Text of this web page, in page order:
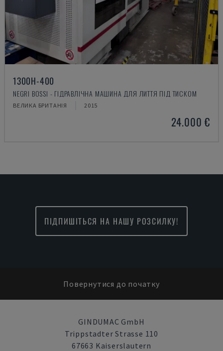
1300H-400
NEGRI BOSSI - ГІДРАВЛІЧНА МАШИНА ДЛЯ ЛИТТЯ ПІД ТИСКОМ
ВЕЛИКА БРИТАНІЯ 2015
24.000 €
ПІДПИШІТЬСЯ НА НАШУ РОЗСИЛКУ!
Повернутися до початку
GINDUMAC GmbH
Trippstadter Strasse 110
67663 Kaiserslautern